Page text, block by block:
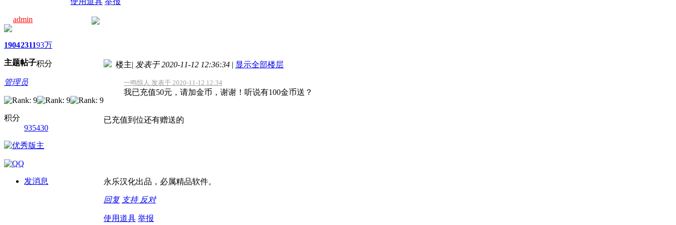
admin
1904
主题
2311
帖子
93万
积分
管理员
积分
935430
发消息
楼主| 发表于 2020-11-12 12:36:34 | 显示全部楼层
一鸣惊人 发表于 2020-11-12 12:34
我已充值50元，请加金币，谢谢！听说有100金币送？
已充值到位还有赠送的
永乐汉化出品，必属精品软件。
回复 支持 反对
使用道具 举报